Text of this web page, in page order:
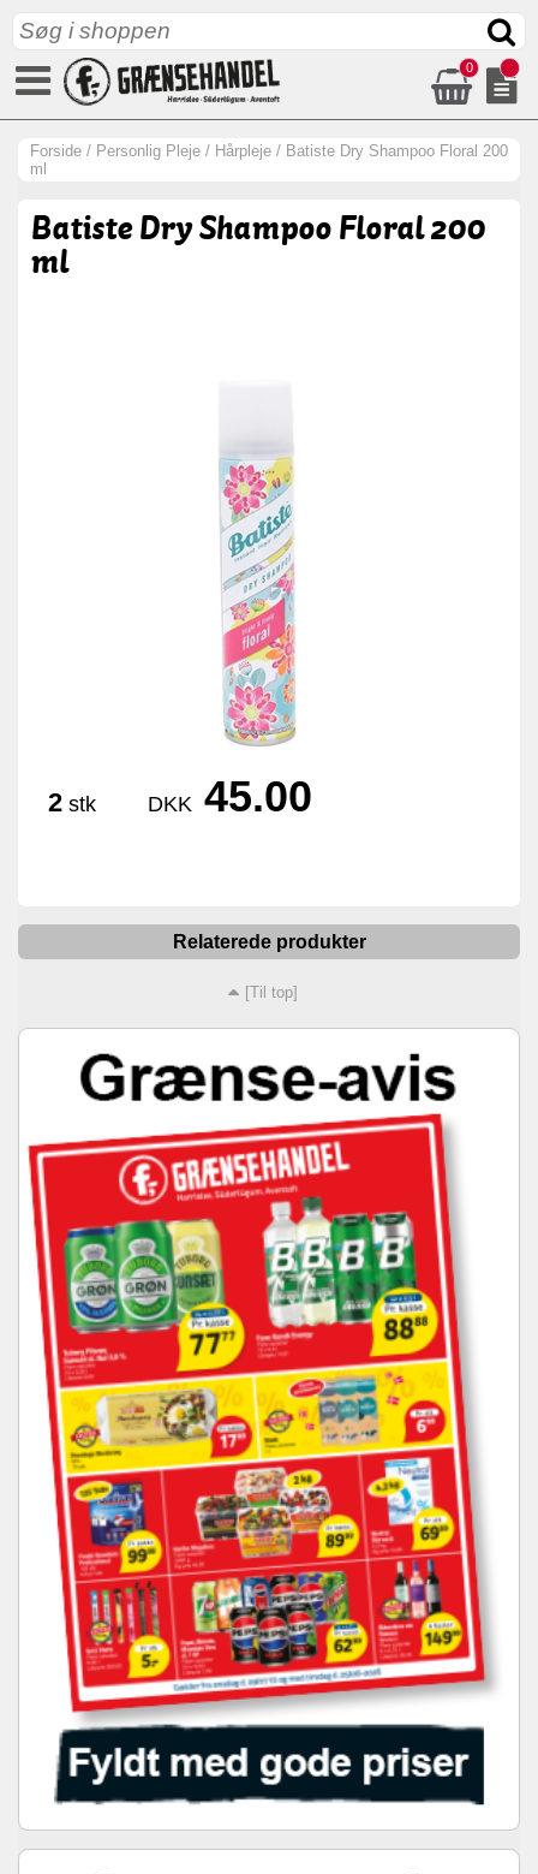
0
Forside / Personlig Pleje / Hårpleje / Batiste Dry Shampoo Floral 200
ml
Batiste Dry Shampoo Floral 200
ml
2 stk DKK 45.00
Relaterede produkter
[Til top]